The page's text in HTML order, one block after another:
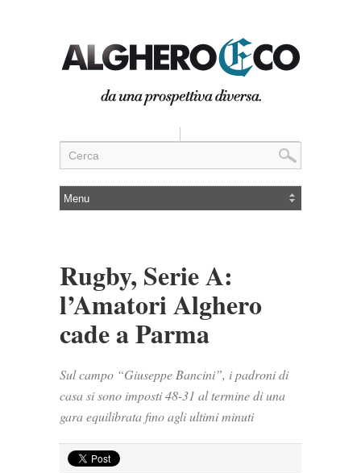
Rugby, Serie A:
l’Amatori Alghero
cade a Parma
Sul campo “Giuseppe Bancini”, i padroni di
casa si sono imposti 48-31 al termine di una
gara equilibrata fino agli ultimi minuti